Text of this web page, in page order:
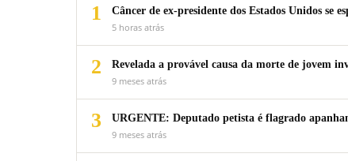
1
Câncer de ex-presidente dos Estados Unidos se
5 horas atrás
2
Revelada a provável causa da morte de jovem
9 meses atrás
3
URGENTE: Deputado petista é flagrado
9 meses atrás